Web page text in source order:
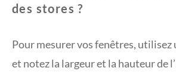
des stores ?
Pour mesurer vos fenêtres, utilisez
et notez la largeur et la hauteur de